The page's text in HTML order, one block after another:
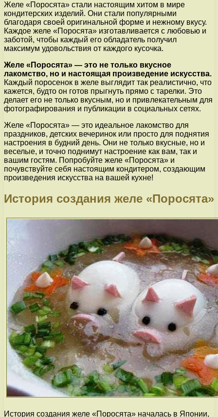
Желе «Поросята» стали настоящим хитом в мире
кондитерских изделий. Они стали популярными
благодаря своей оригинальной форме и нежному вкусу.
Каждое желе «Поросята» изготавливается с любовью и
заботой, чтобы каждый его обладатель получил
максимум удовольствия от каждого кусочка.
Желе «Поросята» — это не только вкусное
лакомство, но и настоящая произведение искусства.
Каждый поросенок в желе выглядит так реалистично, что
кажется, будто он готов прыгнуть прямо с тарелки. Это
делает его не только вкусным, но и привлекательным для
фотографирования и публикации в социальных сетях.
Желе «Поросята» — это идеальное лакомство для
праздников, детских вечеринок или просто для поднятия
настроения в будний день. Они не только вкусные, но и
веселые, и точно поднимут настроение как вам, так и
вашим гостям. Попробуйте желе «Поросята» и
почувствуйте себя настоящим кондитером, создающим
произведения искусства на вашей кухне!
История создания желе «Поросята»
История создания желе «Поросята» началась в Японии,